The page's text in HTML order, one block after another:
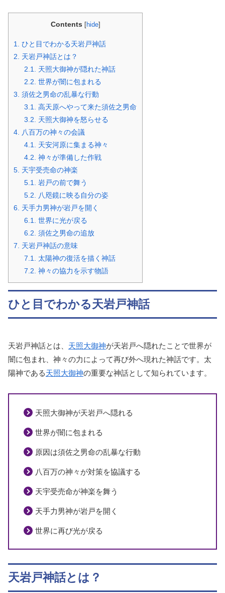
Contents [hide]
1. ひと目でわかる天岩戸神話
2. 天岩戸神話とは？
2.1. 天照大御神が隠れた神話
2.2. 世界が闇に包まれる
3. 須佐之男命の乱暴な行動
3.1. 高天原へやって来た須佐之男命
3.2. 天照大御神を怒らせる
4. 八百万の神々の会議
4.1. 天安河原に集まる神々
4.2. 神々が準備した作戦
5. 天宇受売命の神楽
5.1. 岩戸の前で舞う
5.2. 八咫鏡に映る自分の姿
6. 天手力男神が岩戸を開く
6.1. 世界に光が戻る
6.2. 須佐之男命の追放
7. 天岩戸神話の意味
7.1. 太陽神の復活を描く神話
7.2. 神々の協力を示す物語
ひと目でわかる天岩戸神話
天岩戸神話とは、 天照大御神が天岩戸へ隠れたことで世界が
闇に包まれ、神々の力によって再び外へ現れた神話です。太
陽神である天照大御神の重要な神話として知られています。
天照大御神が天岩戸へ隠れる
世界が闇に包まれる
原因は須佐之男命の乱暴な行動
八百万の神々が対策を協議する
天宇受売命が神楽を舞う
天手力男神が岩戸を開く
世界に再び光が戻る
天岩戸神話とは？